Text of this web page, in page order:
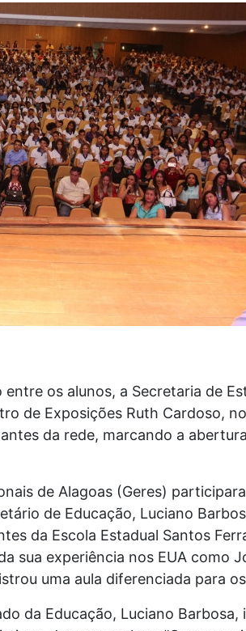
os alunos, a Secretaria de
de Exposições Ruth Cardoso,
da rede, marcando a
de Alagoas (Geres)
de Educação, Luciano
da Escola Estadual Santos
sua experiência nos EUA como
uma aula diferenciada para
da Educação, Luciano Barbosa,